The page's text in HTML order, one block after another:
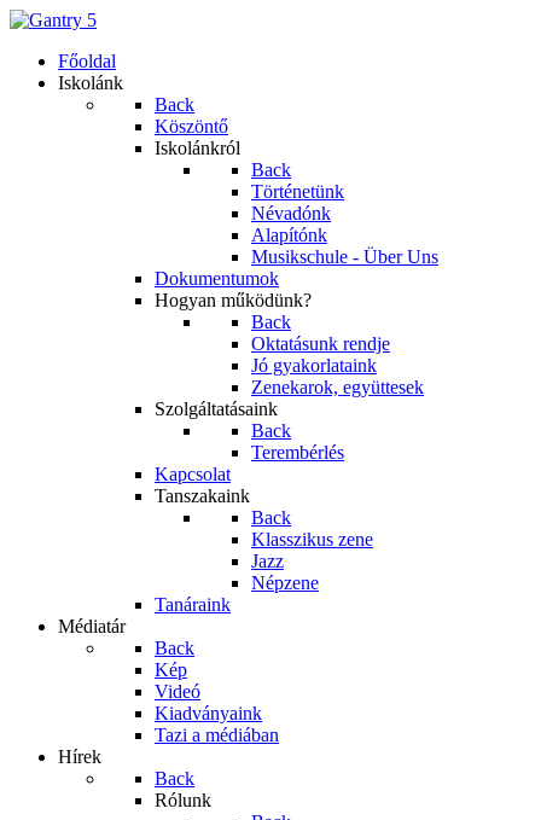
Főoldal
Iskolánk
Back
Köszöntő
Iskolánkról
Back
Történetünk
Névadónk
Alapítónk
Musikschule - Über Uns
Dokumentumok
Hogyan működünk?
Back
Oktatásunk rendje
Jó gyakorlataink
Zenekarok, együttesek
Szolgáltatásaink
Back
Terembérlés
Kapcsolat
Tanszakaink
Back
Klasszikus zene
Jazz
Népzene
Tanáraink
Médiatár
Back
Kép
Videó
Kiadványaink
Tazi a médiában
Hírek
Back
Rólunk